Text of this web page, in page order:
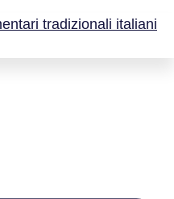
tradizionali italiani